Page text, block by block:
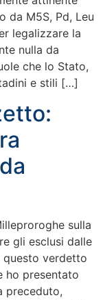
da M5S, Pd, Leu
legalizzare la
nulla da
che lo Stato,
e stili […]
sulla
gli esclusi dalle
questo verdetto
ho presentato
preceduto,